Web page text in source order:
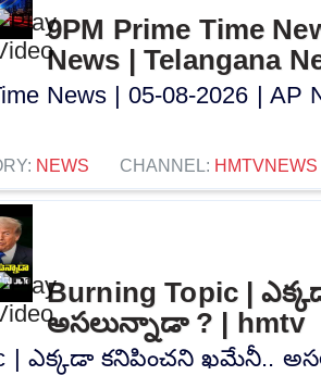
9PM Prime Time
News | Telangana
News | 05-08-2026 | AP
NEWS CHANNEL: HMTVNEWS
Burning Topic |
అసలున్నాడా ? | hmtv
| ఎక్కడా కనిపించని ఖమేనీ..